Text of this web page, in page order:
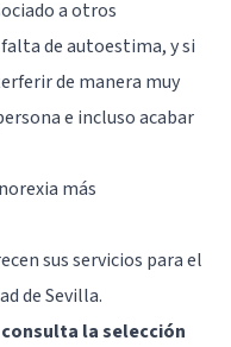
a otros
falta de autoestima, y si
de manera muy
e incluso acabar
más
sus servicios para el
de Sevilla.
consulta la selección